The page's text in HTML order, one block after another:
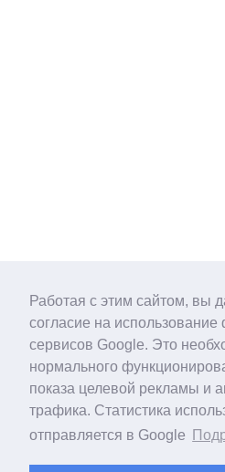
Работая с этим сайтом, вы
согласие на
сервисов Google. Это
нормального
показа целевой рекламы и
трафика. Статистика
отправляется в Google